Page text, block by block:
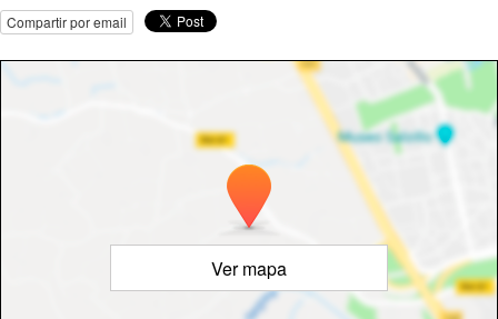
Compartir por email
Ver mapa